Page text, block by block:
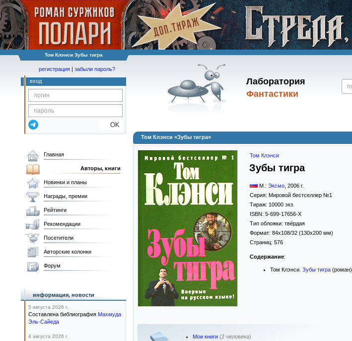
Том Клэнси Зубы тигра
Лаборатория
Фантастики
регистрация | забыли пароль?
вход
OK
Том Клэнси «Зубы тигра»
Том Клэнси
Зубы тигра
М.: Эксмо 2006 г.
Серия: Мировой бестселлер №1
Тираж: 10000 экз.
ISBN: 5-699-17656-X
Тип обложки: твёрдая
Формат: 84x108/32 (130x200 мм)
Страниц: 576
Содержание:
Том Клэнси. Зубы тигра (роман)
Мои книги (2 человека)
Главная
Авторы, книги
Новинки и планы
Награды, премии
Рейтинги
Рекомендации
Посетители
Авторские колонки
Форум
информация, новости
5 августа 2026 г.
Составлена библиография Махмуда
Эль-Сайеда
4 августа 2026 г.